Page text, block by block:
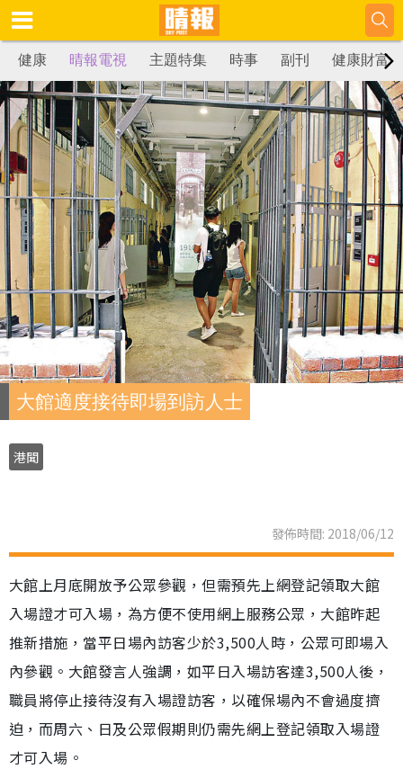
健康 晴報電視 主題特集 時事 副刊 健康財富
大館適度接待即場到訪人士
港聞
發佈時間: 2018/06/12
大館上月底開放予公眾參觀，但需預先上網登記領取大館
入場證才可入場，為方便不使用網上服務公眾，大館昨起
推新措施，當平日場內訪客少於3,500人時，公眾可即場入
內參觀。大館發言人強調，如平日入場訪客達3,500人後，
職員將停止接待沒有入場證訪客，以確保場內不會過度擠
迫，而周六、日及公眾假期則仍需先網上登記領取入場證
才可入場。